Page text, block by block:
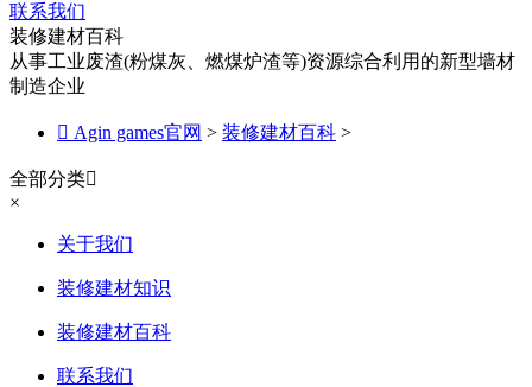
联系我们
装修建材百科
从事工业废渣(粉煤灰、燃煤炉渣等)资源综合利用的新型墙材
制造企业
 Agin games官网 > 装修建材百科 >
全部分类
×
关于我们
装修建材知识
装修建材百科
联系我们